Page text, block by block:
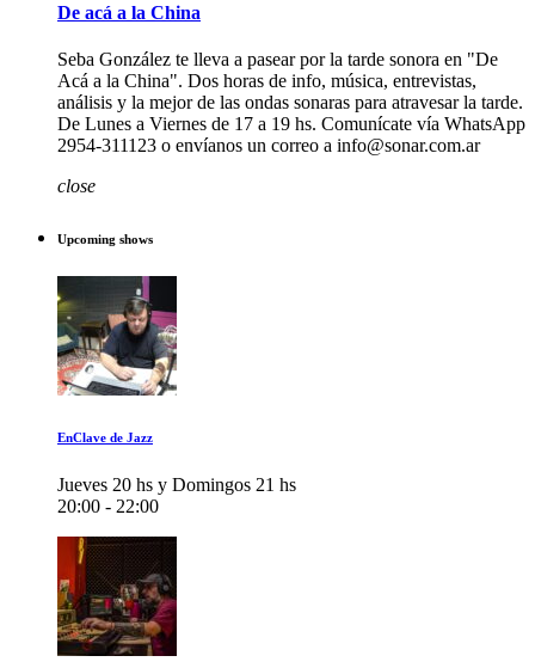
De acá a la China
Seba González te lleva a pasear por la tarde sonora en "De
Acá a la China". Dos horas de info, música, entrevistas,
análisis y la mejor de las ondas sonaras para atravesar la tarde.
De Lunes a Viernes de 17 a 19 hs. Comunícate vía WhatsApp
2954-311123 o envíanos un correo a info@sonar.com.ar
close
Upcoming shows
EnClave de Jazz
Jueves 20 hs y Domingos 21 hs
20:00 - 22:00